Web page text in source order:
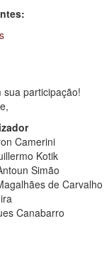
sua participação!
Camerini
Kotik
Simão
de Carvalho
Canabarro